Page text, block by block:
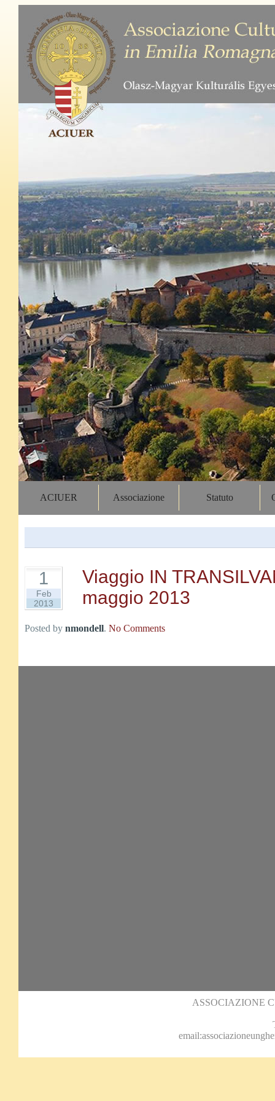
ACIUER Associazione Statuto
1
Feb
2013
Viaggio IN
maggio 2013
Posted by nmondell. No Comments
ASSOCIAZIONE